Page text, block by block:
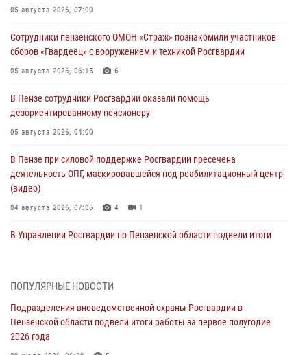
05 августа 2026, 07:00
Сотрудники пензенского ОМОН «Страж» познакомили участников
сборов «Гвардеец» с вооружением и техникой Росгвардии
05 августа 2026, 06:15 6
В Пензе сотрудники Росгвардии оказали помощь
дезориентированному пенсионеру
05 августа 2026, 04:00
В Пензе при силовой поддержке Росгвардии пресечена
деятельность ОПГ, маскировавшейся под реабилитационный центр
(видео)
04 августа 2026, 07:05 4 1
В Управлении Росгвардии по Пензенской области подвели итоги
День ВДВ в Пензе
ПОПУЛЯРНЫЕ НОВОСТИ
Подразделения вневедомственной охраны Росгвардии в
Пензенской области подвели итоги работы за первое полугодие
2026 года